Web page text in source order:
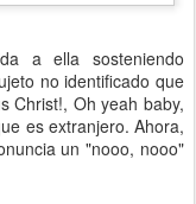
a ella sosteniendo
no identificado que
Christ!, Oh yeah baby,
es extranjero. Ahora,
un "nooo, nooo"